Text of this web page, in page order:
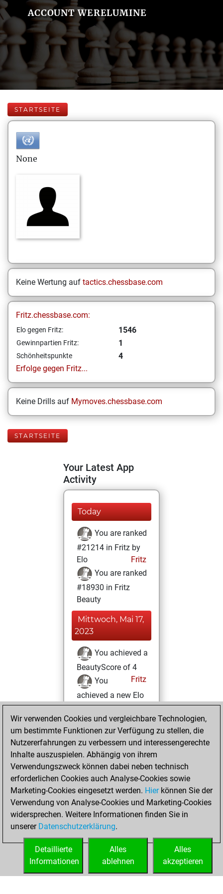
ACCOUNT WERELUMINE
STARTSEITE
None
Keine Wertung auf tactics.chessbase.com
Fritz.chessbase.com:
Elo gegen Fritz: 1546
Gewinnpartien Fritz: 1
Schönheitspunkte
4
Erfolge gegen Fritz...
Keine Drills auf Mymoves.chessbase.com
STARTSEITE
Your Latest App
Activity
Today
You are ranked
#21214 in Fritz by
Elo
Fritz
You are ranked
#18930 in Fritz
Beauty
Mittwoch, Mai 17,
2023
You achieved a
BeautyScore of 4
Fritz
You
achieved a new Elo
of 1546
Dienstag, Mai 16,
2023
You won
against Fritz
Fritz
Montag, Mai 15,
2023
You created
your Fritz account
Wir verwenden Cookies und vergleichbare Technologien,
um bestimmte Funktionen zur Verfügung zu stellen, die
Nutzererfahrungen zu verbessern und interessengerechte
Inhalte auszuspielen. Abhängig von ihrem
Verwendungszweck können dabei neben technisch
erforderlichen Cookies auch Analyse-Cookies sowie
Marketing-Cookies eingesetzt werden. Hierkönnen Sie der
Verwendung von Analyse-Cookies und Marketing-Cookies
widersprechen. Weitere Informationen finden Sie in
unserer Datenschutzerklärung.
Alles
akzeptieren
Alles
ablehnen
Detaillierte
Informationen